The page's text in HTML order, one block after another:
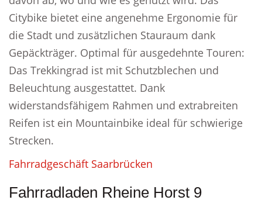
Citybike bietet eine angenehme Ergonomie für
die Stadt und zusätzlichen Stauraum dank
Gepäckträger. Optimal für ausgedehnte Touren:
Das Trekkingrad ist mit Schutzblechen und
Beleuchtung ausgestattet. Dank
widerstandsfähigem Rahmen und extrabreiten
Reifen ist ein Mountainbike ideal für schwierige
Strecken.
Fahrradgeschäft Saarbrücken
Fahrradladen Rheine Horst 9